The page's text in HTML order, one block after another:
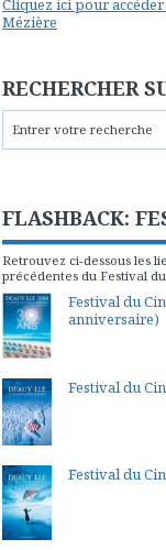
Cliquez ici pour
Mézière
RECHERCHER
FLASHBACK:
Retrouvez ci-dessous les
précédentes du Festival
Festival du
anniversaire)
Festival du
Festival du